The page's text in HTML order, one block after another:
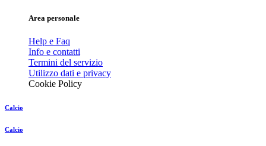
Area personale
Help e Faq
Info e contatti
Termini del servizio
Utilizzo dati e privacy
Cookie Policy
Calcio
Calcio